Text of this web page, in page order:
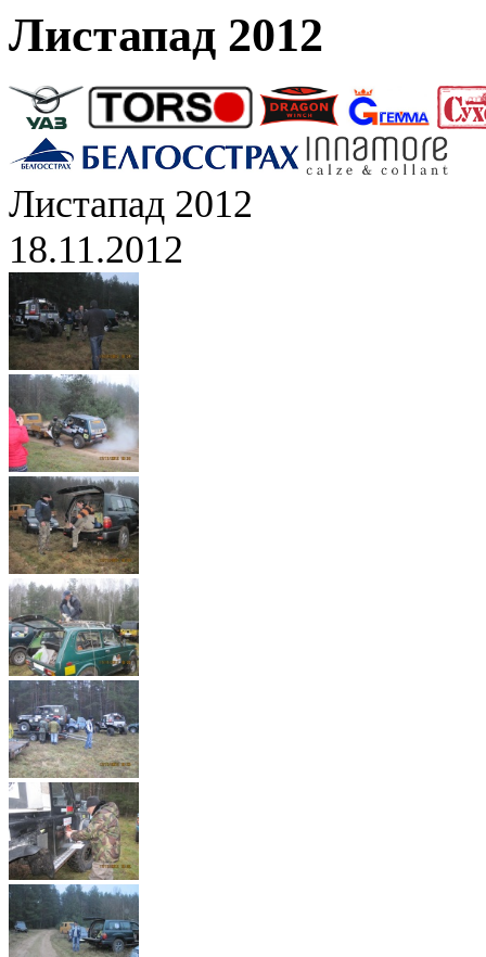
Листапад 2012
Листапад 2012
18.11.2012